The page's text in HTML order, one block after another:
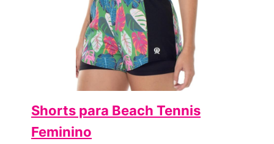
Shorts para Beach Tennis
Feminino